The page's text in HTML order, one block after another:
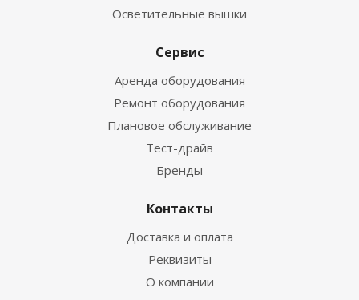
Осветительные вышки
Сервис
Аренда оборудования
Ремонт оборудования
Плановое обслуживание
Тест-драйв
Бренды
Контакты
Доставка и оплата
Реквизиты
О компании